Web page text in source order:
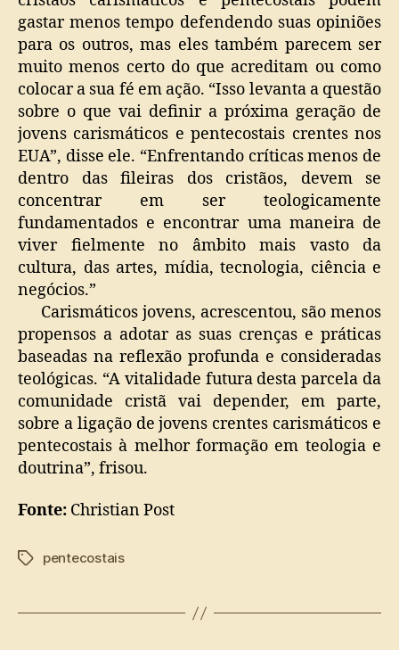
gastar menos tempo defendendo suas opiniões
para os outros, mas eles também parecem ser
muito menos certo do que acreditam ou como
colocar a sua fé em ação. “Isso levanta a questão
sobre o que vai definir a próxima geração de
jovens carismáticos e pentecostais crentes nos
EUA”, disse ele. “Enfrentando críticas menos de
dentro das fileiras dos cristãos, devem se
concentrar em ser teologicamente
fundamentados e encontrar uma maneira de
viver fielmente no âmbito mais vasto da
cultura, das artes, mídia, tecnologia, ciência e
negócios.”
Carismáticos jovens, acrescentou, são menos
propensos a adotar as suas crenças e práticas
baseadas na reflexão profunda e consideradas
teológicas. “A vitalidade futura desta parcela da
comunidade cristã vai depender, em parte,
sobre a ligação de jovens crentes carismáticos e
pentecostais à melhor formação em teologia e
doutrina”, frisou.
Fonte: Christian Post
Tagspentecostais